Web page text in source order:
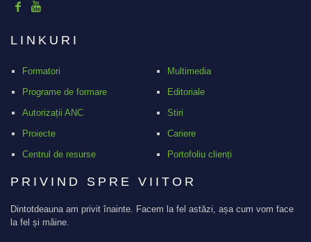
LINKURI
Formatori
Programe de formare
Autorizații ANC
Proiecte
Centrul de resurse
Multimedia
Editoriale
Stiri
Cariere
Portofoliu clienți
PRIVIND SPRE VIITOR
Dintotdeauna am privit înainte. Facem la fel astăzi, așa cum vom face
la fel și mâine.